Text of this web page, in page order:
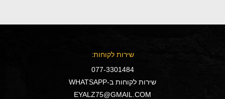
שירות לקוחות:
077-3301484
שירות לקוחות ב-WHATSAPP
EYALZ75@GMAIL.COM